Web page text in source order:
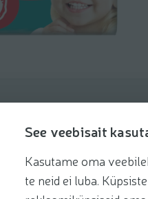
See veebisait
Kasutame oma
te neid ei luba.
tooted